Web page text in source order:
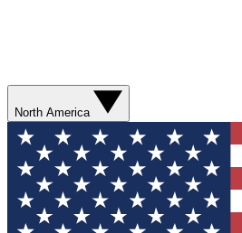
North America